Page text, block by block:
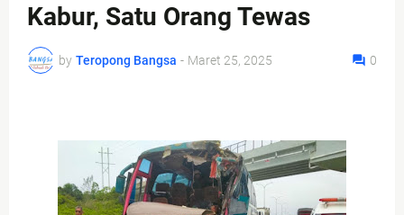
Kabur, Satu Orang Tewas
by Teropong Bangsa - Maret 25, 2025 0